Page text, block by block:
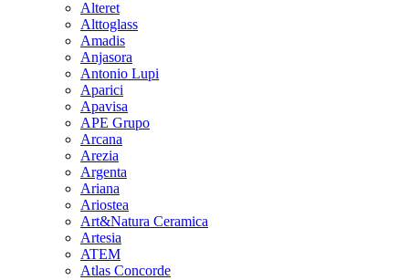
Alteret
Alttoglass
Amadis
Anjasora
Antonio Lupi
Aparici
Apavisa
APE Grupo
Arcana
Arezia
Argenta
Ariana
Ariostea
Art&Natura Ceramica
Artesia
ATEM
Atlas Concorde